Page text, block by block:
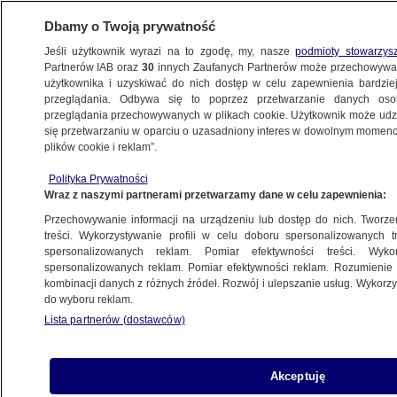
ŚWIAT
Affairs": to nie jest czas na pokój z Rosją
8.01.2023, 08:45
Udostępnij
Dbamy o Twoją prywatność
Jeśli użytkownik wyrazi na to zgodę, my, naszepodmioty
Partnerów IAB oraz30 innych Zaufanych Partnerów może
użytkownika i uzyskiwać do nich dostęp w celu zapewnienia
przeglądania. Odbywa się to poprzez przetwarzanie danych
przeglądania przechowywanych w plikach cookie. Użytkownik może
się przetwarzaniu w oparciu o uzasadniony interes w dowolnym
plików cookie i reklam”.
Polityka Prywatności
Wraz z naszymi partnerami przetwarzamy dane w celu zapewnienia:
Przechowywanie informacji na urządzeniu lub dostęp do nich.
treści. Wykorzystywanie profili w celu doboru spersonalizowanych
spersonalizowanych reklam. Pomiar efektywności treści.
spersonalizowanych reklam. Pomiar efektywności reklam.
kombinacji danych z różnych źródeł. Rozwój i ulepszanie usług.
do wyboru reklam.
Lista partnerów (dostawców)
Akceptuję